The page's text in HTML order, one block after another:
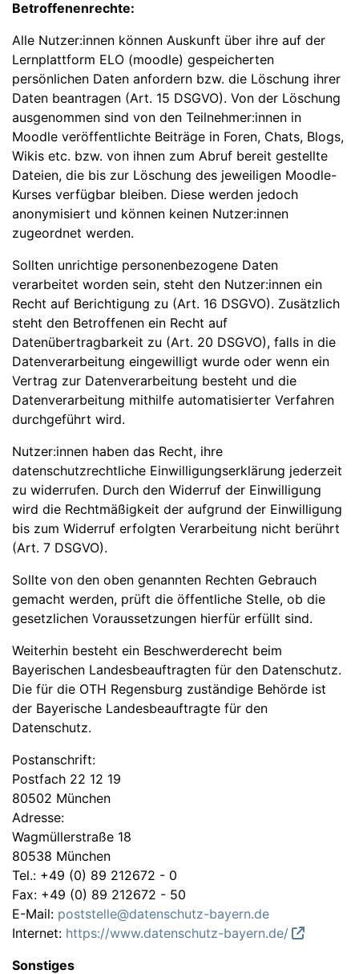
Betroffenenrechte:
Alle Nutzer:innen können Auskunft über ihre auf der
Lernplattform ELO (moodle) gespeicherten
persönlichen Daten anfordern bzw. die Löschung ihrer
Daten beantragen (Art. 15 DSGVO). Von der Löschung
ausgenommen sind von den Teilnehmer:innen in
Moodle veröffentlichte Beiträge in Foren, Chats, Blogs,
Wikis etc. bzw. von ihnen zum Abruf bereit gestellte
Dateien, die bis zur Löschung des jeweiligen Moodle-
Kurses verfügbar bleiben. Diese werden jedoch
anonymisiert und können keinen Nutzer:innen
zugeordnet werden.
Sollten unrichtige personenbezogene Daten
verarbeitet worden sein, steht den Nutzer:innen ein
Recht auf Berichtigung zu (Art. 16 DSGVO). Zusätzlich
steht den Betroffenen ein Recht auf
Datenübertragbarkeit zu (Art. 20 DSGVO), falls in die
Datenverarbeitung eingewilligt wurde oder wenn ein
Vertrag zur Datenverarbeitung besteht und die
Datenverarbeitung mithilfe automatisierter Verfahren
durchgeführt wird.
Nutzer:innen haben das Recht, ihre
datenschutzrechtliche Einwilligungserklärung jederzeit
zu widerrufen. Durch den Widerruf der Einwilligung
wird die Rechtmäßigkeit der aufgrund der Einwilligung
bis zum Widerruf erfolgten Verarbeitung nicht berührt
(Art. 7 DSGVO).
Sollte von den oben genannten Rechten Gebrauch
gemacht werden, prüft die öffentliche Stelle, ob die
gesetzlichen Voraussetzungen hierfür erfüllt sind.
Weiterhin besteht ein Beschwerderecht beim
Bayerischen Landesbeauftragten für den Datenschutz.
Die für die OTH Regensburg zuständige Behörde ist
der Bayerische Landesbeauftragte für den
Datenschutz.
Postanschrift:
Postfach 22 12 19
80502 München
Adresse:
Wagmüllerstraße 18
80538 München
Tel.: +49 (0) 89 212672 - 0
Fax: +49 (0) 89 212672 - 50
E-Mail: poststelle@datenschutz-bayern.de
Internet: https://www.datenschutz-bayern.de/
Sonstiges